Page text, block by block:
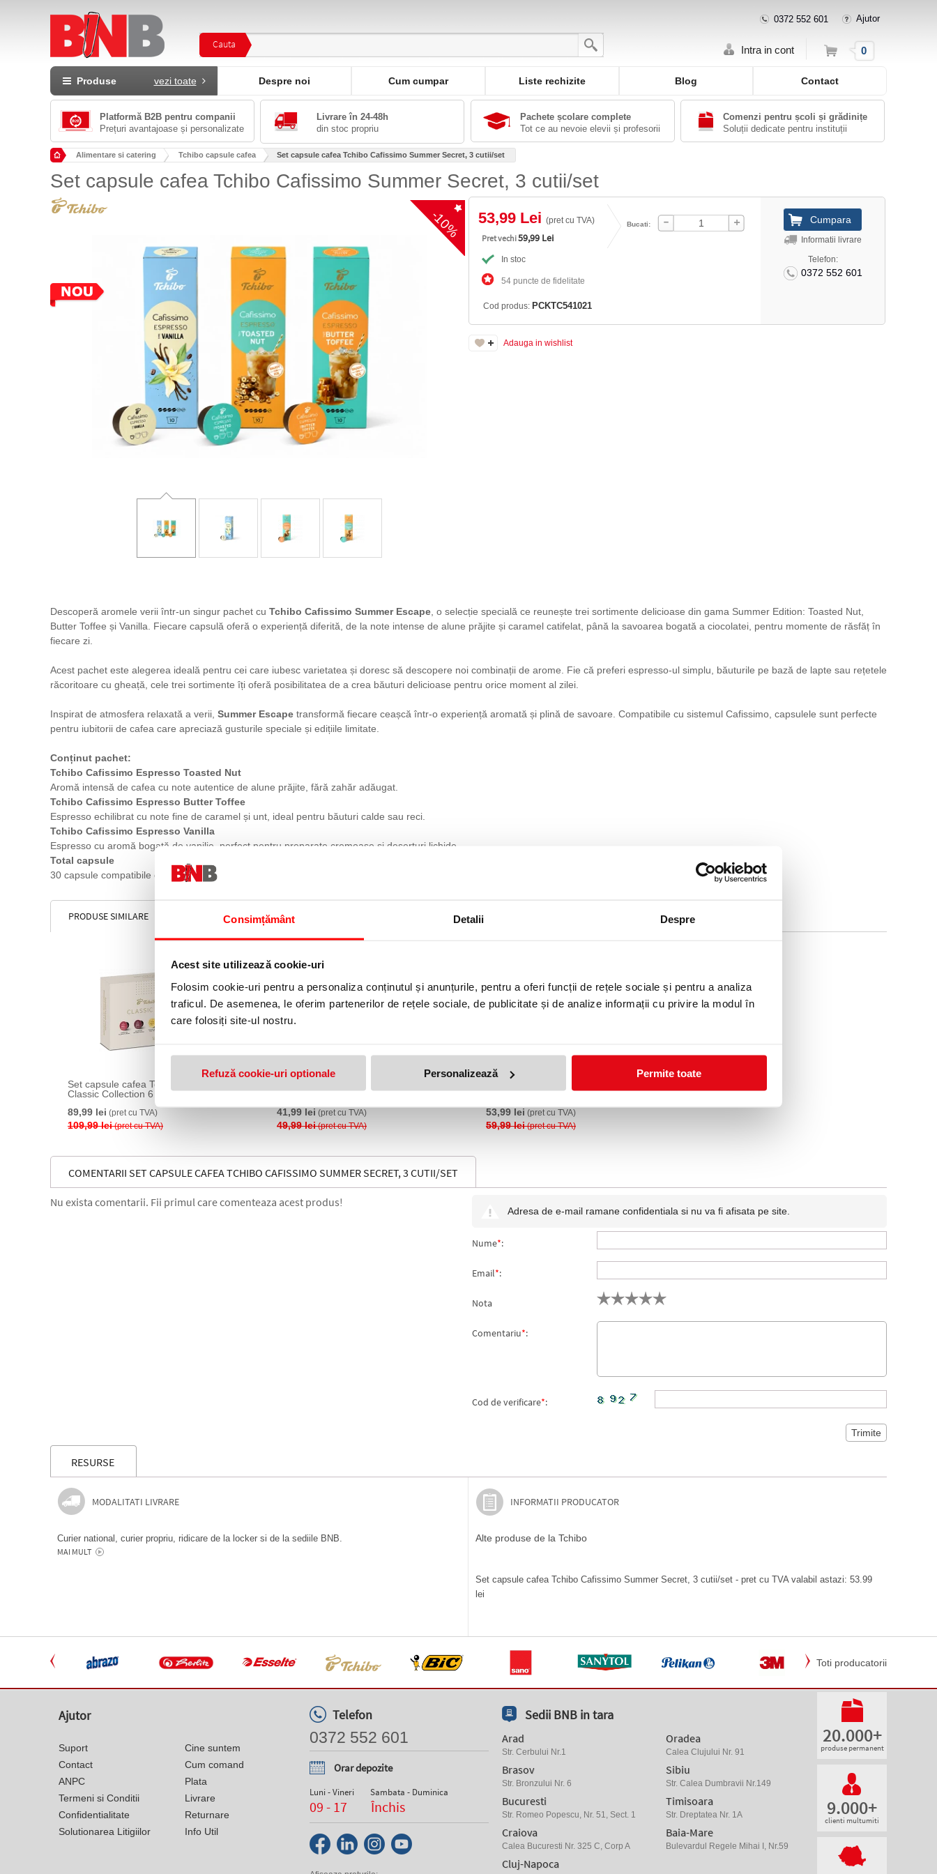
Consimțământ Detalii Despre
Acest site utilizează cookie-uri
Folosim cookie-uri pentru a personaliza conținutul și anunțurile, pentru a oferi funcții de rețele sociale și pentru a analiza
traficul. De asemenea, le oferim partenerilor de rețele sociale, de publicitate și de analize informații cu privire la modul în
care folosiți site-ul nostru.
Refuză cookie-uri optionale Personalizează Permite toate
Cauta
0372 552 601 Ajutor
Intra in cont Cos 0
Produse vezi toate Despre noi Cum cumpar Liste rechizite Blog Contact
Platformă B2B pentru companii
Prețuri avantajoase și personalizate
Livrare în 24-48h
din stoc propriu
Pachete școlare complete
Tot ce au nevoie elevii și profesorii
Comenzi pentru școli și grădinițe
Soluții dedicate pentru instituții
Alimentare si catering Tchibo capsule cafea Set capsule cafea Tchibo Cafissimo Summer Secret, 3 cutii/set
Set capsule cafea Tchibo Cafissimo Summer Secret, 3 cutii/set
-10% 53,99 Lei (pret cu TVA)
Pret vechi59,99 Lei
In stoc
54 puncte de fidelitate
Bucati:
Cod produs: PCKTC541021
Informatii livrare
Telefon:
0372 552 601
Adauga in wishlist
Descoperă aromele verii într-un singur pachet cu Tchibo Cafissimo Summer Escape , o selecție specială ce reunește trei sortimente delicioase din gama Summer Edition: Toasted Nut,
Butter Toffee și Vanilla. Fiecare capsulă oferă o experiență diferită, de la note intense de alune prăjite și caramel catifelat, până la savoarea bogată a ciocolatei, pentru momente de răsfăț în
fiecare zi.
Acest pachet este alegerea ideală pentru cei care iubesc varietatea și doresc să descopere noi combinații de arome. Fie că preferi espresso-ul simplu, băuturile pe bază de lapte sau rețetele
răcoritoare cu gheață, cele trei sortimente îți oferă posibilitatea de a crea băuturi delicioase pentru orice moment al zilei.
Inspirat de atmosfera relaxată a verii, Summer Escape transformă fiecare ceașcă într-o experiență aromată și plină de savoare. Compatibile cu sistemul Cafissimo, capsulele sunt perfecte
pentru iubitorii de cafea care apreciază gusturile speciale și edițiile limitate.
Conținut pachet:
Tchibo Cafissimo Espresso Toasted Nut
Aromă intensă de cafea cu note autentice de alune prăjite, fără zahăr adăugat.
Tchibo Cafissimo Espresso Butter Toffee
Espresso echilibrat cu note fine de caramel și unt, ideal pentru băuturi calde sau reci.
Tchibo Cafissimo Espresso Vanilla
Espresso cu aromă bogată de vanilie, perfect pentru preparate cremoase și deserturi lichide.
Total capsule
30 capsule compatibile cu sistemul Tchibo Cafissimo.
PRODUSE SIMILARE
18 %
Set capsule cafea Tchibo Cafissimo
Classic Collection 6 cutii/set
89,99 lei (pret cu TVA)
109,99 lei(pret cu TVA)
Cafissimo Espresso Elegant Aroma
41,99 lei (pret cu TVA)
49,99 lei(pret cu TVA)
Summer Secret, 3 cutii/set
53,99 lei (pret cu TVA)
59,99 lei(pret cu TVA)
COMENTARII SET CAPSULE CAFEA TCHIBO CAFISSIMO SUMMER SECRET, 3 CUTII/SET
Nu exista comentarii. Fii primul care comenteaza acest produs!
Adresa de e-mail ramane confidentiala si nu va fi afisata pe site.
Nume*:
Email*:
Nota
Comentariu*:
Cod de verificare*:
RESURSE
MODALITATI LIVRARE
Curier national, curier propriu, ridicare de la locker si de la sediile BNB.
MAI MULT
INFORMATII PRODUCATOR
Alte produse de la Tchibo
Set capsule cafea Tchibo Cafissimo Summer Secret, 3 cutii/set - pret cu TVA valabil astazi: 53.99
lei
Toti producatorii
Ajutor
Suport
Contact
ANPC
Termeni si Conditii
Confidentialitate
Solutionarea Litigiilor
Cine suntem
Cum comand
Plata
Livrare
Returnare
Info Util
Telefon
0372 552 601
Orar depozite
Luni - Vineri
09 - 17
Sambata - Duminica
Închis
Sedii BNB in tara
Arad
Str. Cerbului Nr.1
Brasov
Str. Bronzului Nr. 6
Bucuresti
Str. Romeo Popescu, Nr. 51, Sect. 1
Craiova
Calea Bucuresti Nr. 325 C, Corp A
Cluj-Napoca
Oradea
Calea Clujului Nr. 91
Sibiu
Str. Calea Dumbravii Nr.149
Timisoara
Str. Dreptatea Nr. 1A
Baia-Mare
Bulevardul Regele Mihai I, Nr.59
20.000+
produse permanent
9.000+
clienti multumiti